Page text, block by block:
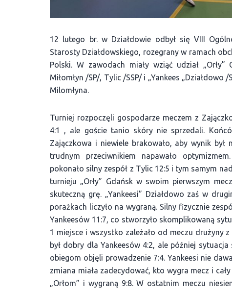
12 lutego br. w Działdowie odbył się VIII
Starosty Działdowskiego, rozegrany w ramach
Polski. W zawodach miały wziąć udział
Miłomłyn /SP/, Tylic /SSP/ i „Yankees
Milomłyna.
Turniej rozpoczęli gospodarze meczem z
4:1 , ale goście tanio skóry nie sprzedali.
Zajączkowa i niewiele brakowało, aby wynik
trudnym przeciwnikiem napawało
pokonało silny zespół z Tylic 12:5 i tym samym
turnieju „Orły” Gdańsk w swoim pierwszym
skuteczną grę. „Yankeesi” Działdowo zaś w
porażkach liczyło na wygraną. Silny fizycznie
Yankeesów 11:7, co stworzyło skomplikowaną
1 miejsce i wszystko zależało od meczu drużyny
był dobry dla Yankeesów 4:2, ale później
obiegom objęli prowadzenie 7:4. Yankeesi nie
zmiana miała zadecydować, kto wygra mecz i
„Orłom” i wygraną 9:8. W ostatnim meczu